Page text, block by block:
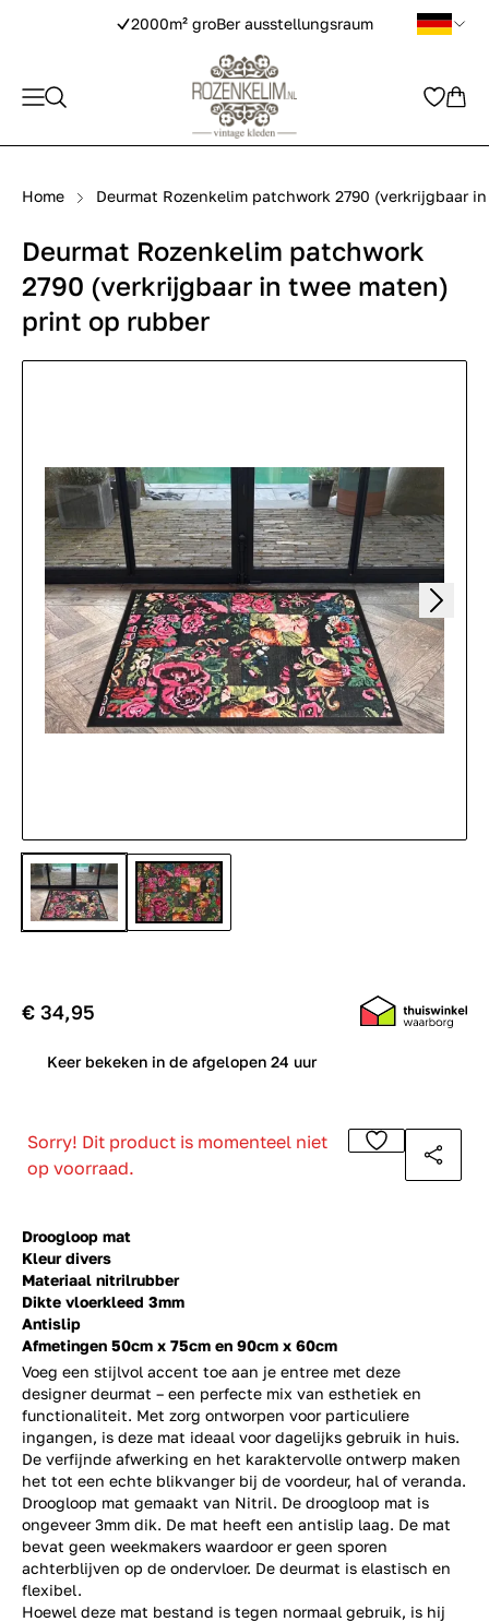
2000m² groBer ausstellungsraum
Home Deurmat Rozenkelim patchwork 2790 (verkrijgbaar
Deurmat Rozenkelim patchwork
2790 (verkrijgbaar in twee maten)
print op rubber
Droogloop mat
Kleur divers
Materiaal nitrilrubber
Dikte vloerkleed 3mm
Antislip
Afmetingen 50cm x 75cm en 90cm x 60cm
€ 34,95
Keer bekeken in de afgelopen 24 uur
Sorry! Dit product is momenteel niet
op voorraad.
Voeg een stijlvol accent toe aan je entree met deze
designer deurmat – een perfecte mix van esthetiek en
functionaliteit. Met zorg ontworpen voor particuliere
ingangen, is deze mat ideaal voor dagelijks gebruik in huis.
De verfijnde afwerking en het karaktervolle ontwerp maken
het tot een echte blikvanger bij de voordeur, hal of veranda.
Droogloop mat gemaakt van Nitril. De droogloop mat is
ongeveer 3mm dik. De mat heeft een antislip laag. De mat
bevat geen weekmakers waardoor er geen sporen
achterblijven op de ondervloer. De deurmat is elastisch en
flexibel.
Hoewel deze mat bestand is tegen normaal gebruik, is hij